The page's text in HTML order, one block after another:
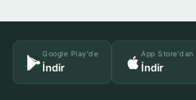
Google Play'de
İndir
App Store'dan
İndir